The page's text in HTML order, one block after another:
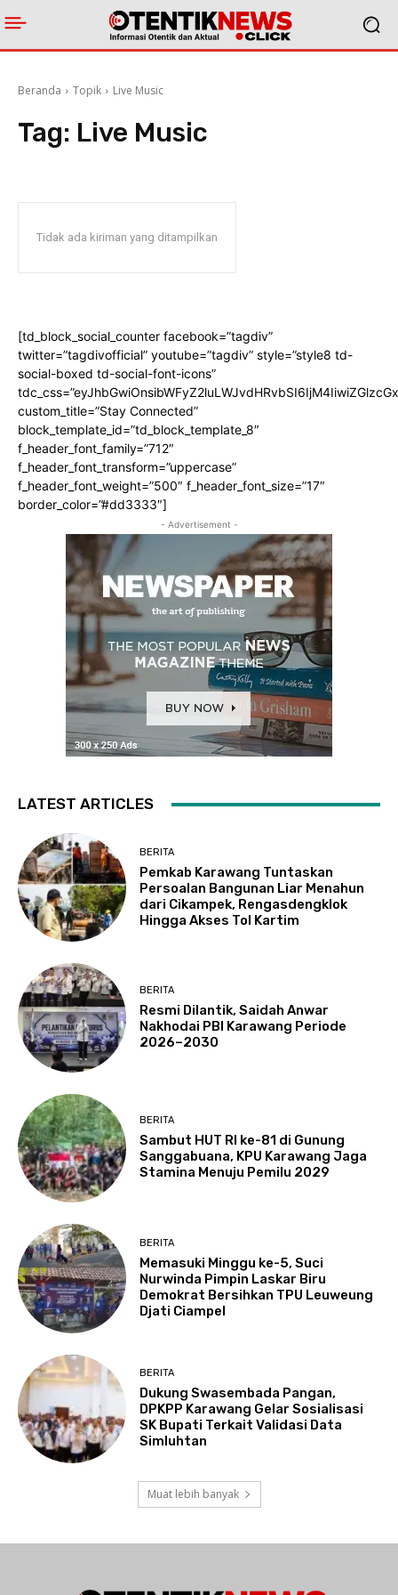
Beranda Topik Live Music
Tag: Live Music
Tidak ada kiriman yang ditampilkan
[td_block_social_counter facebook=”tagdiv”
twitter=”tagdivofficial” youtube=”tagdiv” style=”style8 td-
social-boxed td-social-font-icons”
custom_title=”Stay Connected”
block_template_id=”td_block_template_8″
f_header_font_family=”712″
f_header_font_transform=”uppercase”
f_header_font_weight=”500″ f_header_font_size=”17″
border_color=”#dd3333″]
- Advertisement -
LATEST ARTICLES
BERITA
Pemkab Karawang Tuntaskan
Persoalan Bangunan Liar Menahun
dari Cikampek, Rengasdengklok
Hingga Akses Tol Kartim
BERITA
Resmi Dilantik, Saidah Anwar
Nakhodai PBI Karawang Periode
2026–2030
BERITA
Sambut HUT RI ke-81 di Gunung
Sanggabuana, KPU Karawang Jaga
Stamina Menuju Pemilu 2029
BERITA
Memasuki Minggu ke-5, Suci
Nurwinda Pimpin Laskar Biru
Demokrat Bersihkan TPU Leuweung
Djati Ciampel
BERITA
Dukung Swasembada Pangan,
DPKPP Karawang Gelar Sosialisasi
SK Bupati Terkait Validasi Data
Simluhtan
Muat lebih banyak